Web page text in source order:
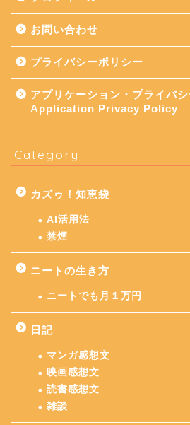
お問い合わせ
プライバシーポリシー
アプリケーション・プライバ
Application Privacy Policy
Category
カズゥ！知恵袋
AI活用法
禁煙
ニートの生き方
ニートでも月１万円
日記
マンガ感想文
映画感想文
読書感想文
雑談